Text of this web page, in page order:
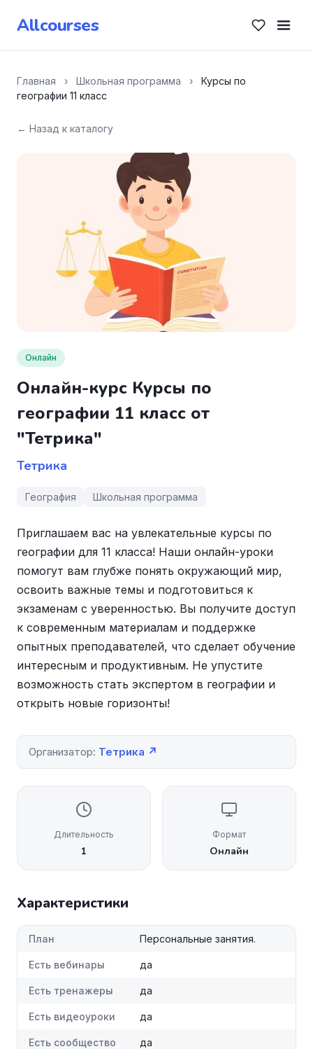
Allcourses
Главная › Школьная программа ›
Курсы по
географии 11 класс
← Назад к каталогу
Онлайн
Онлайн-курс Курсы по
географии 11 класс от
"Тетрика"
Тетрика
География Школьная программа
Приглашаем вас на увлекательные курсы по
географии для 11 класса! Наши онлайн-уроки
помогут вам глубже понять окружающий мир,
освоить важные темы и подготовиться к
экзаменам с уверенностью. Вы получите доступ
к современным материалам и поддержке
опытных преподавателей, что сделает обучение
интересным и продуктивным. Не упустите
возможность стать экспертом в географии и
открыть новые горизонты!
Организатор: Тетрика ↗
Длительность
1
Формат
Онлайн
Характеристики
План Персональные занятия.
Есть вебинары да
Есть тренажеры да
Есть видеоуроки да
Есть сообщество да